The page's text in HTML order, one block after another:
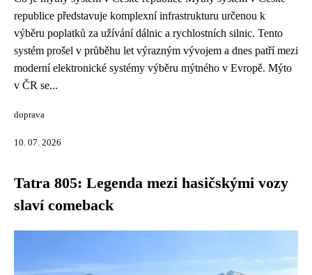
republice představuje komplexní infrastrukturu určenou k
výběru poplatků za užívání dálnic a rychlostních silnic. Tento
systém prošel v průběhu let výrazným vývojem a dnes patří mezi
moderní elektronické systémy výběru mýtného v Evropě. Mýto
v ČR se...
doprava
10. 07. 2026
Tatra 805: Legenda mezi hasičskými vozy
slaví comeback